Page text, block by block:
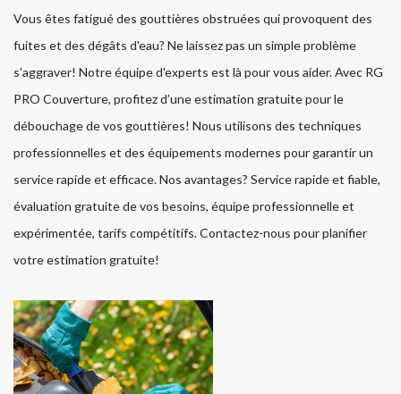
Vous êtes fatigué des gouttières obstruées qui provoquent des
fuites et des dégâts d'eau? Ne laissez pas un simple problème
s'aggraver! Notre équipe d'experts est là pour vous aider. Avec RG
PRO Couverture, profitez d’une estimation gratuite pour le
débouchage de vos gouttières! Nous utilisons des techniques
professionnelles et des équipements modernes pour garantir un
service rapide et efficace. Nos avantages? Service rapide et fiable,
évaluation gratuite de vos besoins, équipe professionnelle et
expérimentée, tarifs compétitifs. Contactez-nous pour planifier
votre estimation gratuite!